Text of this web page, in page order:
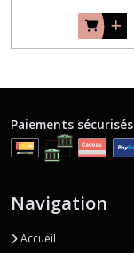
Paiements sécurisés
Navigation
Accueil